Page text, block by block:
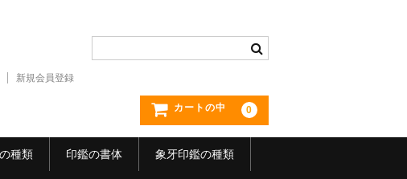
新規会員登録
カートの中 0
種類 印鑑の書体 象牙印鑑の種類